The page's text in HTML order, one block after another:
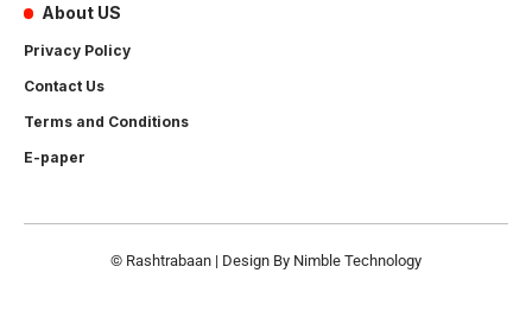
About US
Privacy Policy
Contact Us
Terms and Conditions
E-paper
© Rashtrabaan | Design By Nimble Technology